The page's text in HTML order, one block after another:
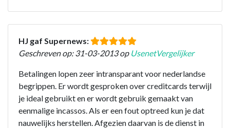
HJ gaf Supernews:
Geschreven op: 31-03-2013 op UsenetVergelijker
Betalingen lopen zeer intransparant voor nederlandse
begrippen. Er wordt gesproken over creditcards terwijl
je ideal gebruikt en er wordt gebruik gemaakt van
eenmalige incassos. Als er een fout optreed kun je dat
nauwelijks herstellen. Afgezien daarvan is de dienst in